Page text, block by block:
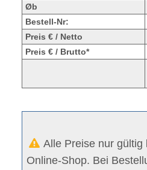
Øb
Bestell-Nr:
Preis € / Netto
Preis € / Brutto*
Alle Preise nur gültig
Online-Shop. Bei